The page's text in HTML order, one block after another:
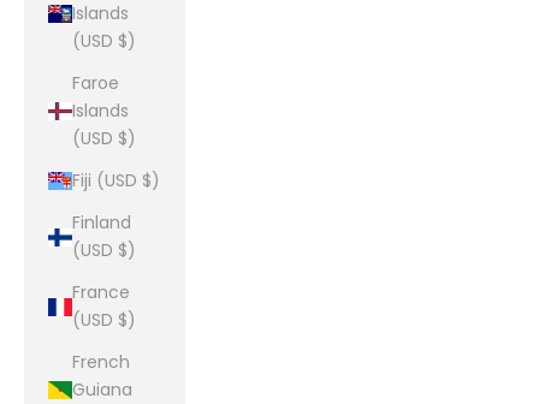
Islands
(USD $)
Faroe
Islands
(USD $)
Fiji (USD $)
Finland
(USD $)
France
(USD $)
French
Guiana